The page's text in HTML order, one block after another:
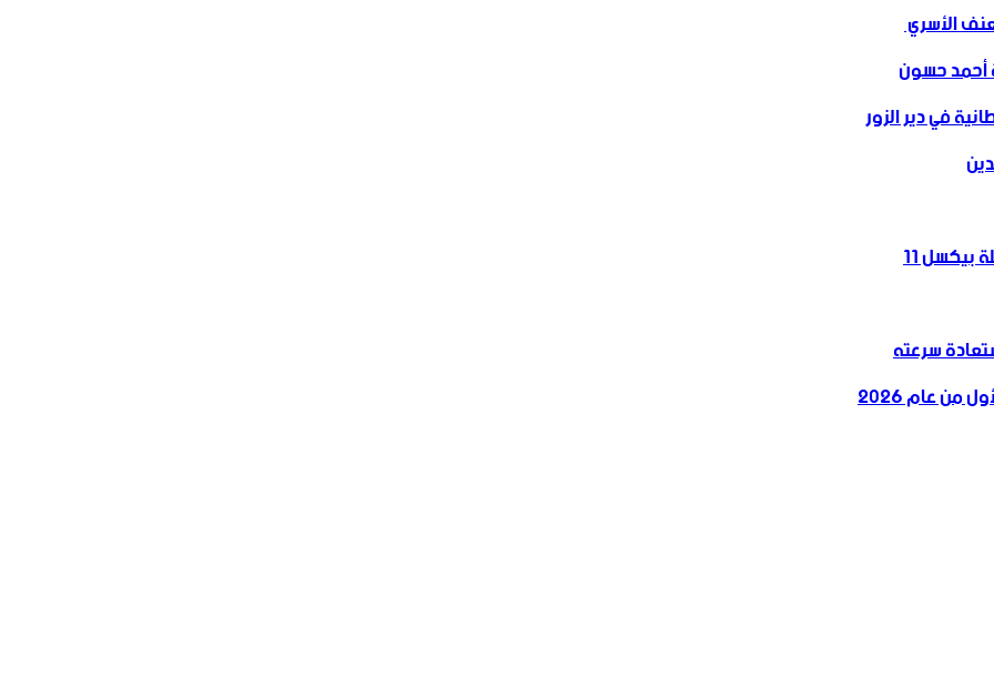
الأسري
أحمد حسون
في دير الزور
11
عام 2026